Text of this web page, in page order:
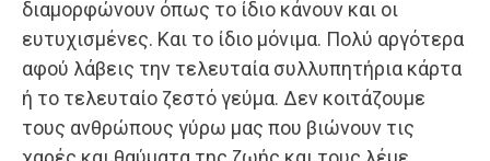
διαμορφώνουν όπως το ίδιο κάνουν και οι
ευτυχισμένες. Και το ίδιο μόνιμα. Πολύ αργότερα
αφού λάβεις την τελευταία συλλυπητήρια κάρτα
ή το τελευταίο ζεστό γεύμα. Δεν κοιτάζουμε
τους ανθρώπους γύρω μας που βιώνουν τις